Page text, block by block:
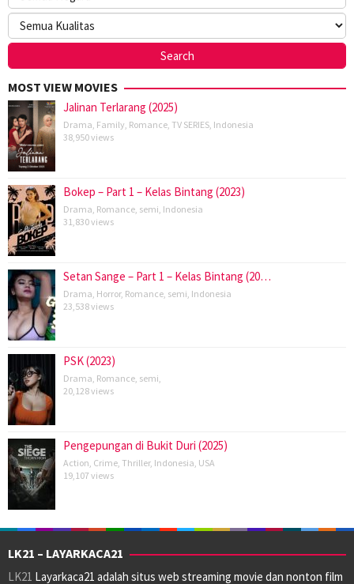
MOST VIEW MOVIES
Jalinan Terlarang (2025)
Drama Family Romance TV SERIES Indonesia
38,950 views
Bokep – Part 1 – Kelas Bintang (2023)
Drama Romance semi Indonesia
31,830 views
Setan Sange – Part 1 – Kelas Bintang (20…
Drama Horror, Romance semi Indonesia
23,538 views
PSK (2023)
Drama Romance semi
20,128 views
Pengepungan di Bukit Duri (2025)
Action Crime Thriller, Indonesia USA
19,107 views
LK21 – LAYARKACA21
LK21 Layarkaca21 adalah situs web streaming movie dan nonton film